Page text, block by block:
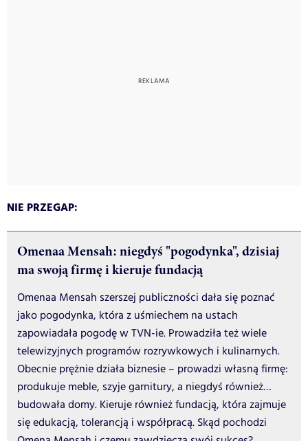
NIE PRZEGAP:
Omenaa Mensah: niegdyś "pogodynka", dzisiaj
ma swoją firmę i kieruje fundacją
Omenaa Mensah szerszej publiczności dała się poznać
jako pogodynka, która z uśmiechem na ustach
zapowiadała pogodę w TVN-ie. Prowadziła też wiele
telewizyjnych programów rozrywkowych i kulinarnych.
Obecnie prężnie działa biznesie – prowadzi własną firmę:
produkuje meble, szyje garnitury, a niegdyś również…
budowała domy. Kieruje również fundacją, która zajmuje
się edukacją, tolerancją i współpracą. Skąd pochodzi